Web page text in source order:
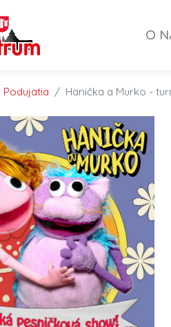
O
Podujatia Hanička a Murko -